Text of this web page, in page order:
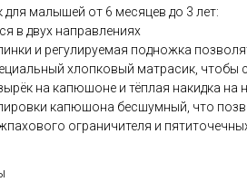
малышей от 6 месяцев до 3 лет:
в двух направлениях
и регулируемая подножка
хлопковый матрасик, чтобы
на капюшоне и тёплая накидка
капюшона бесшумный, что
ограничителя и